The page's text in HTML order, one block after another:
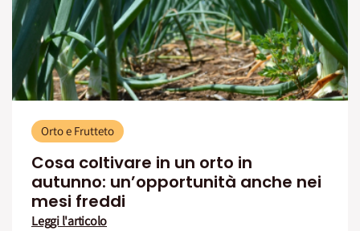
Orto e Frutteto
Cosa coltivare in un orto in
autunno: un’opportunità anche nei
mesi freddi
Leggi l'articolo